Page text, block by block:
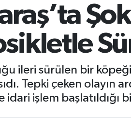
ileri sürülen bir
Tepki çeken olayın
işlem başlatıldığı